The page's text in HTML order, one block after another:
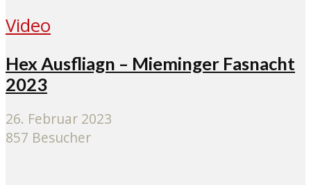
Video
Hex Ausfliagn – Mieminger Fasnacht
2023
26. Februar 2023
857 Besucher